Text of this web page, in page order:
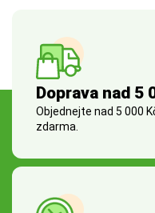
Doprava nad 5
Objednejte nad 5 000
zdarma.